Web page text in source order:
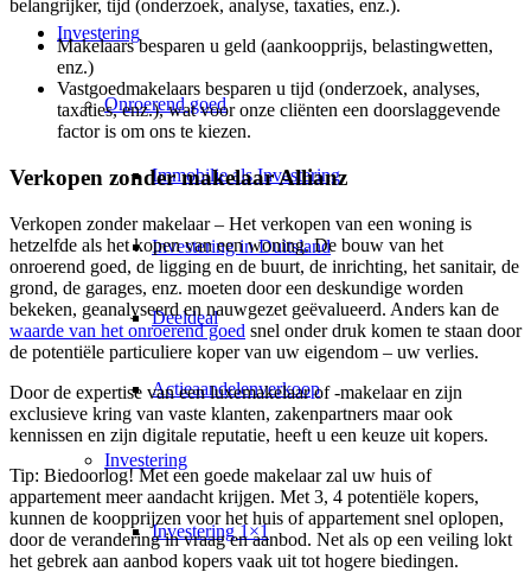
Investering
Onroerend goed
Immobilie als Investering
Investering in Duitsland
Deeldeal
Actieaandelenverkoop
Investering
Investering 1×1
belangrijker, tijd (onderzoek, analyse, taxaties, enz.).
Makelaars besparen u geld (aankoopprijs, belastingwetten,
enz.)
Vastgoedmakelaars besparen u tijd (onderzoek, analyses,
taxaties, enz.), wat voor onze cliënten een doorslaggevende
factor is om ons te kiezen.
Verkopen zonder makelaar Allianz
Verkopen zonder makelaar – Het verkopen van een woning is
hetzelfde als het kopen van een woning. De bouw van het
onroerend goed, de ligging en de buurt, de inrichting, het sanitair, de
grond, de garages, enz. moeten door een deskundige worden
bekeken, geanalyseerd en nauwgezet geëvalueerd. Anders kan de
waarde van het onroerend goed snel onder druk komen te staan door
de potentiële particuliere koper van uw eigendom – uw verlies.
Door de expertise van een luxemakelaar of -makelaar en zijn
exclusieve kring van vaste klanten, zakenpartners maar ook
kennissen en zijn digitale reputatie, heeft u een keuze uit kopers.
Tip: Biedoorlog! Met een goede makelaar zal uw huis of
appartement meer aandacht krijgen. Met 3, 4 potentiële kopers,
kunnen de koopprijzen voor het huis of appartement snel oplopen,
door de verandering in vraag en aanbod. Net als op een veiling lokt
het gebrek aan aanbod kopers vaak uit tot hogere biedingen.